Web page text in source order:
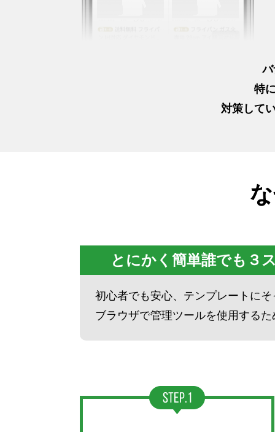
特
対策して
とにかく簡単誰でも３
初心者でも安心、テンプレートに
ブラウザで管理ツールを使用する